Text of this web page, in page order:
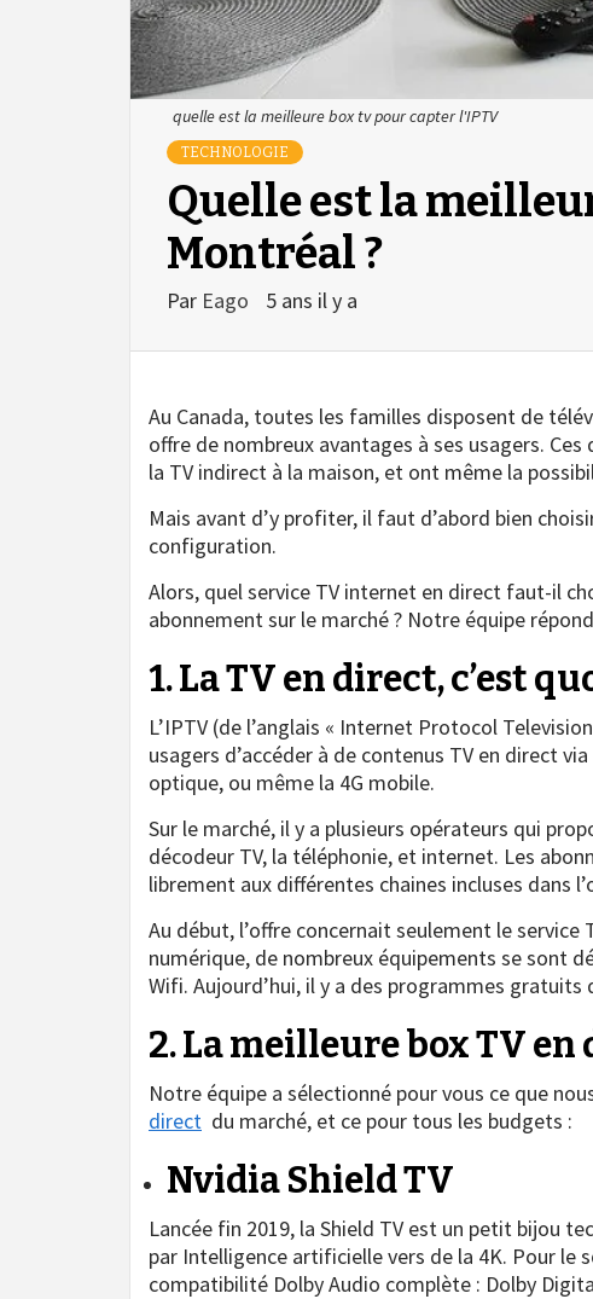
quelle est la meilleure box tv pour capter l'IPTV
TECHNOLOGIE
Quelle est la
Montréal ?
Par Eago 5 ans il y a
Au Canada, toutes les familles disposent de
offre de nombreux avantages à ses usagers.
la TV indirect à la maison, et ont même la
Mais avant d’y profiter, il faut d’abord bien
configuration.
Alors, quel service TV internet en direct faut-il
abonnement sur le marché ? Notre équipe
1. La TV en direct, c’est
L’IPTV (de l’anglais « Internet Protocol
usagers d’accéder à de contenus TV en direct
optique, ou même la 4G mobile.
Sur le marché, il y a plusieurs opérateurs qui
décodeur TV, la téléphonie, et internet. Les
librement aux différentes chaines incluses dans
Au début, l’offre concernait seulement le
numérique, de nombreux équipements se sont
Wifi. Aujourd’hui, il y a des programmes
2. La meilleure box TV en
Notre équipe a sélectionné pour vous ce que
direct ​ du marché, et ce pour tous les budgets :
Nvidia Shield TV
Lancée fin 2019, la Shield TV est un petit bijou
par Intelligence artificielle vers de la 4K. Pour le
compatibilité Dolby Audio complète : Dolby